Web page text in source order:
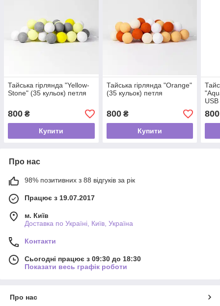
Тайська гірлянда "Yellow-
Stone" (35 кульок) петля
800 ₴
Купити
Тайська гірлянда "Orange"
(35 кульок) петля
800₴
Купити
USB
800
Про нас
98% позитивних з 88 відгуків за рік
Працює з 19.07.2017
м. Київ
Доставка по Україні, Київ, Україна
Контакти
Сьогодні працює з 09:30 до 18:30
Показати весь графік роботи
Про нас